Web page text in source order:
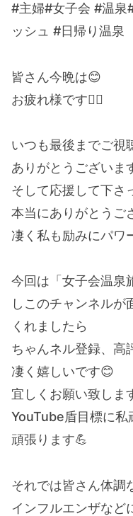
#主婦#女子会 #温泉
ッシュ #日帰り温泉
皆さん今晩は😊
お疲れ様です🙇‍♀️
いつも最後までご視
ありがとうございま
そして応援して下さ
本当にありがとうご
凄く私も励みにパワ
今回は「女子会温泉
しこのチャンネルが
くれましたら
ちゃんネル登録、高
凄く嬉しいです😊
宜しくお願い致しま
YouTube盾目標に私
頑張ります💪
それでは皆さん体調
インフルエンザなど